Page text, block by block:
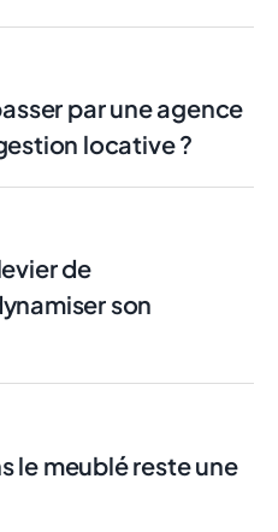
par une agence
locative ?
de
son
le meublé reste une